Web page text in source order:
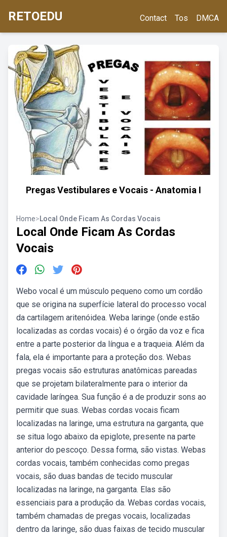
RETOEDU Contact Tos DMCA
Pregas Vestibulares e Vocais - Anatomia I
Home>Local Onde Ficam As Cordas Vocais
Local Onde Ficam As Cordas
Vocais
Webo vocal é um músculo pequeno como um cordão
que se origina na superfície lateral do processo vocal
da cartilagem aritenóidea. Weba laringe (onde estão
localizadas as cordas vocais) é o órgão da voz e fica
entre a parte posterior da língua e a traqueia. Além da
fala, ela é importante para a proteção dos. Webas
pregas vocais são estruturas anatômicas pareadas
que se projetam bilateralmente para o interior da
cavidade laríngea. Sua função é a de produzir sons ao
permitir que suas. Webas cordas vocais ficam
localizadas na laringe, uma estrutura na garganta, que
se situa logo abaixo da epiglote, presente na parte
anterior do pescoço. Dessa forma, são vistas. Webas
cordas vocais, também conhecidas como pregas
vocais, são duas bandas de tecido muscular
localizadas na laringe, na garganta. Elas são
essenciais para a produção da. Webas cordas vocais,
também chamadas de pregas vocais, localizadas
dentro da laringe, são duas faixas de tecido muscular